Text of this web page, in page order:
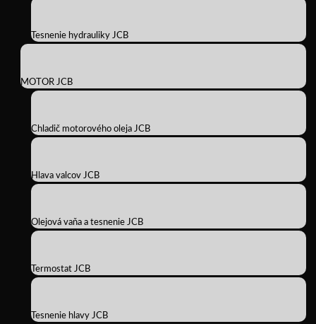
Tesnenie hydrauliky JCB
MOTOR JCB
Chladič motorového oleja JCB
Hlava valcov JCB
Olejová vaňa a tesnenie JCB
Termostat JCB
Tesnenie hlavy JCB